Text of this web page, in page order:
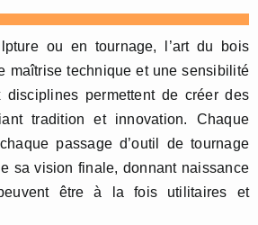
ou en tournage, l’art du bois
maîtrise technique et une sensibilité
disciplines permettent de créer des
tradition et innovation. Chaque
passage d’outil de tournage
sa vision finale, donnant naissance
être à la fois utilitaires et